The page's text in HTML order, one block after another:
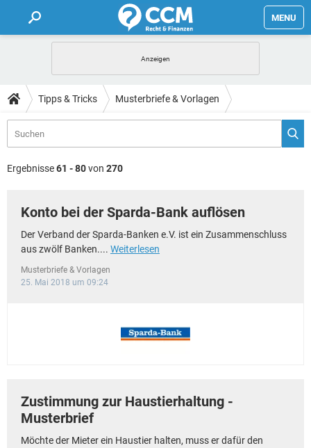
MENU
FORUM
TIPPS
Tipps & Tricks Musterbriefe & Vorlagen
Ergebnisse61 - 80von 270
Konto bei der Sparda-Bank auflösen
Der Verband der Sparda-Banken e.V. ist ein Zusammenschluss
aus zwölf Banken.... Weiterlesen
Musterbriefe & Vorlagen
25. Mai 2018 um 09:24
Zustimmung zur Haustierhaltung -
Musterbrief
Möchte der Mieter ein Haustier halten, muss er dafür den